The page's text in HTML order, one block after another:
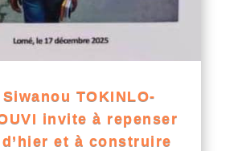
TOKINLO-
invite à repenser
d’hier et à construire